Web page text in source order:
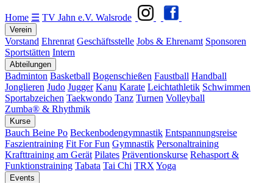
Home ☰ TV Jahn e.V. Walsrode
Verein
Vorstand Ehrenrat Geschäftsstelle Jobs & Ehrenamt Sponsoren
Sportstätten Intern
Abteilungen
Badminton Basketball Bogenschießen Faustball Handball
Jonglieren Judo Jugger Kanu Karate Leichtathletik Schwimmen
Sportabzeichen Taekwondo Tanz Turnen Volleyball
Zumba® & Rhythmik
Kurse
Bauch Beine Po Beckenbodengymnastik Entspannungsreise
Faszientraining Fit For Fun Gymnastik Personaltraining
Krafttraining am Gerät Pilates Präventionskurse Rehasport &
Funktionstraining Tabata Tai Chi TRX Yoga
Events